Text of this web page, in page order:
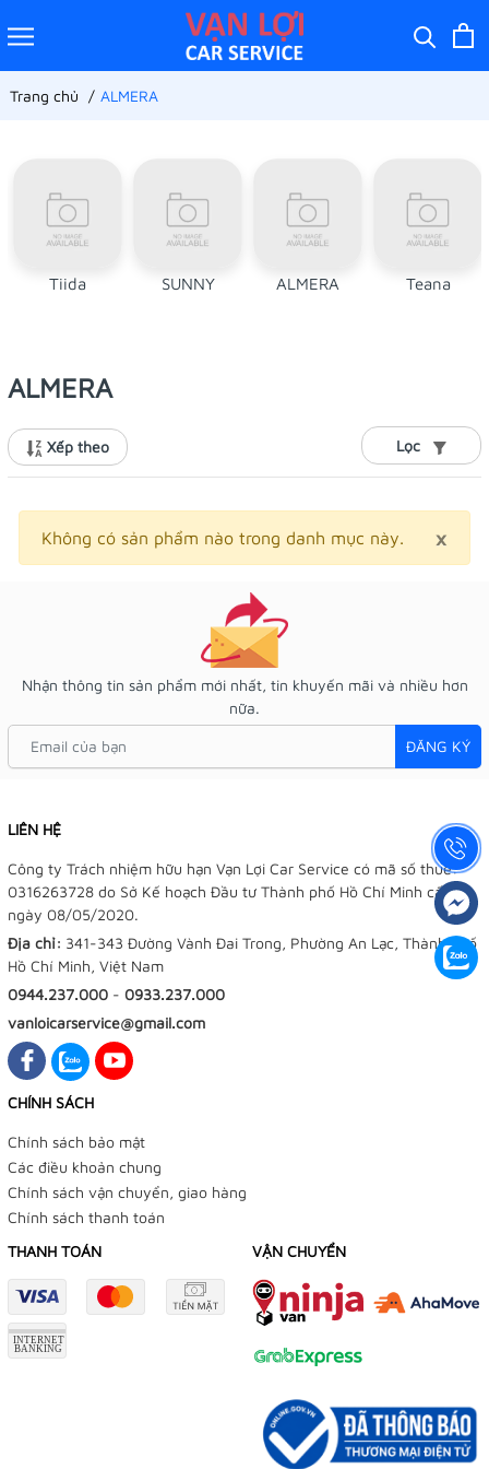
Trang chủ ALMERA
Tiida SUNNY ALMERA Teana
ALMERA
Xếp theo Lọc
×
Không có sản phẩm nào trong danh mục này.
Nhận thông tin sản phẩm mới nhất, tin khuyến mãi và nhiều hơn
nữa.
ĐĂNG KÝ
LIÊN HỆ
Công ty Trách nhiệm hữu hạn Vạn Lợi Car Service có mã số thuế:
0316263728 do Sở Kế hoạch Đầu tư Thành phố Hồ Chí Minh cấp
ngày 08/05/2020.
Địa chỉ: 341-343 Đường Vành Đai Trong, Phường An Lạc, Thành phố
Hồ Chí Minh, Việt Nam
0944.237.000 - 0933.237.000
vanloicarservice@gmail.com
CHÍNH SÁCH
Chính sách bảo mật
Các điều khoản chung
Chính sách vận chuyển, giao hàng
Chính sách thanh toán
THANH TOÁN
VẬN CHUYỂN